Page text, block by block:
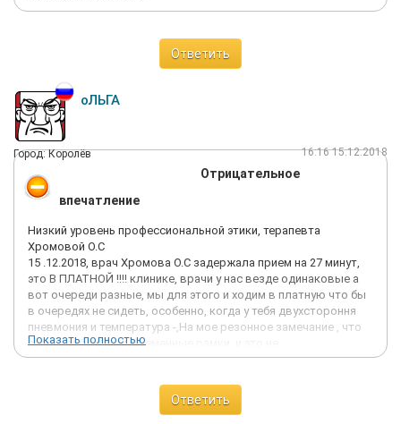
Ответить
оЛЬГА
Город: Королёв 16:16 15.12.2018
Отрицательное
впечатление
Низкий уровень профессиональной этики, терапевта
Хромовой О.С
15 .12.2018, врач Хромова О.С задержала прием на 27 минут,
это В ПЛАТНОЙ !!!! клинике, врачи у нас везде одинаковые а
вот очереди разные, мы для этого и ходим в платную что бы
в очередях не сидеть, особенно, когда у тебя двухстороння
пневмония и температура -,На мое резонное замечание , что
она не соблюдает временные рамки, и это не
профессионально, она аргументирует, что она лечила
я попросила пригласить старшего, она позвонила, и
выбежала и даже двери не закрыла. И вот сижу я одна в
Показать полностью
Ответить